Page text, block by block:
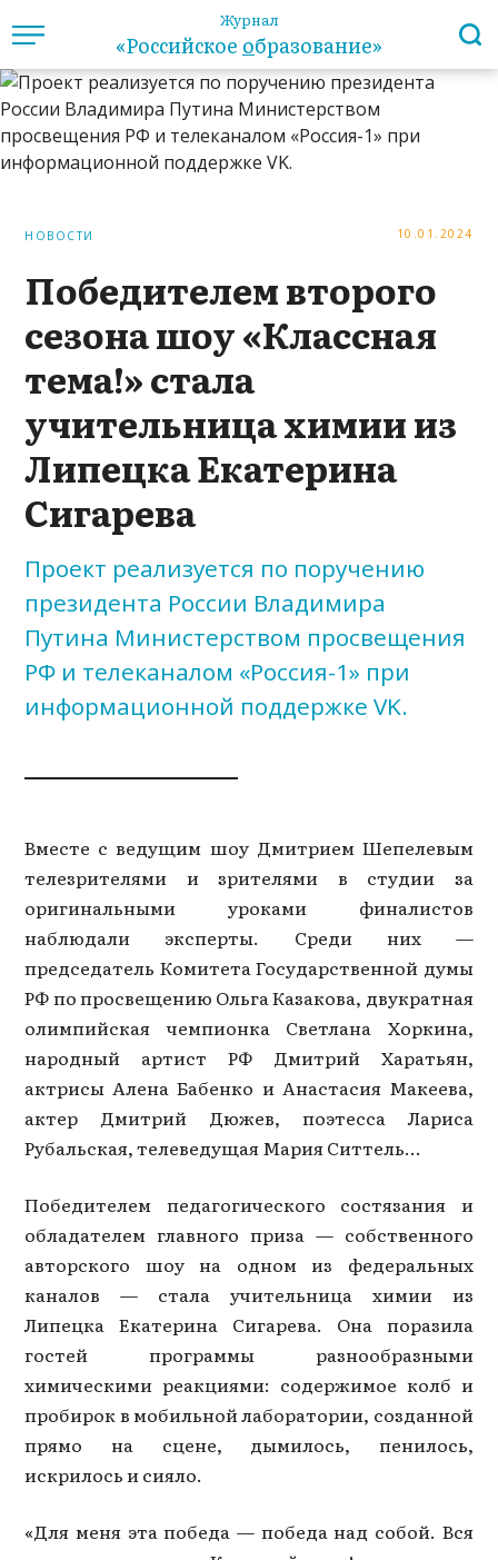
Журнал
«Российское образование»
НОВОСТИ 10.01.2024
Победителем второго
сезона шоу «Классная
тема!» стала
учительница химии из
Липецка Екатерина
Сигарева
Проект реализуется по поручению
президента России Владимира
Путина Министерством просвещения
РФ и телеканалом «Россия-1» при
информационной поддержке VK.
Вместе с ведущим шоу Дмитрием Шепелевым
телезрителями и зрителями в студии за
оригинальными уроками финалистов
наблюдали эксперты. Среди них —
председатель Комитета Государственной думы
РФ по просвещению Ольга Казакова, двукратная
олимпийская чемпионка Светлана Хоркина,
народный артист РФ Дмитрий Харатьян,
актрисы Алена Бабенко и Анастасия Макеева,
актер Дмитрий Дюжев, поэтесса Лариса
Рубальская, телеведущая Мария Ситтель...
Победителем педагогического состязания и
обладателем главного приза — собственного
авторского шоу на одном из федеральных
каналов — стала учительница химии из
Липецка Екатерина Сигарева. Она поразила
гостей программы разнообразными
химическими реакциями: содержимое колб и
пробирок в мобильной лаборатории, созданной
прямо на сцене, дымилось, пенилось,
искрилось и сияло.
«Для меня эта победа — победа над собой. Вся